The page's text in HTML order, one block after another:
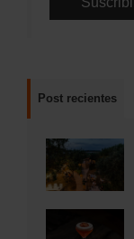
Post recientes